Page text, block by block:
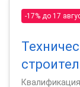
-17% до 17